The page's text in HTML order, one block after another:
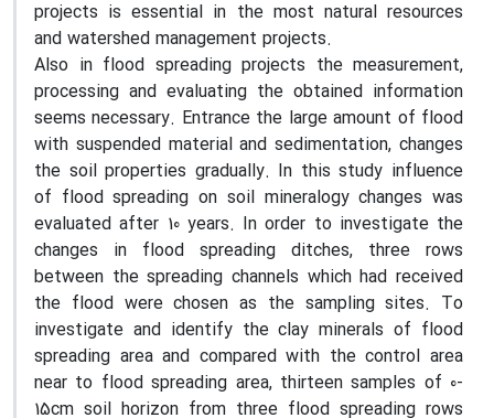
projects is essential in the most natural resources
and watershed management projects.
Also in flood spreading projects the measurement,
processing and evaluating the obtained information
seems necessary. Entrance the large amount of flood
with suspended material and sedimentation, changes
the soil properties gradually. In this study influence
of flood spreading on soil mineralogy changes was
evaluated after 10 years. In order to investigate the
changes in flood spreading ditches, three rows
between the spreading channels which had received
the flood were chosen as the sampling sites. To
investigate and identify the clay minerals of flood
spreading area and compared with the control area
near to flood spreading area, thirteen samples of 0-
15cm soil horizon from three flood spreading rows